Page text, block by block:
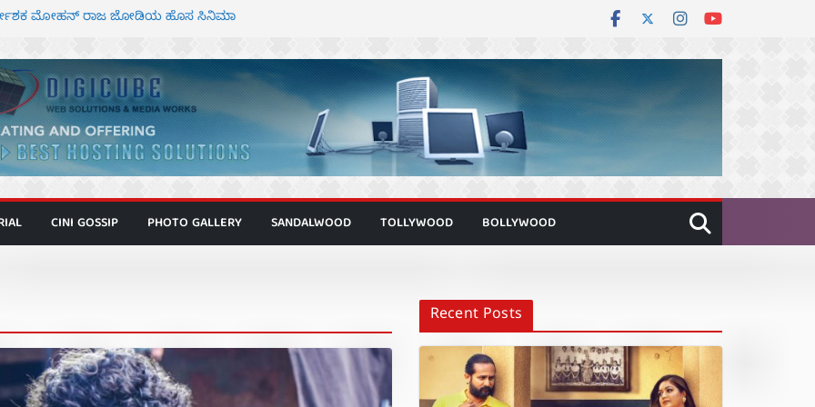
ಮೋಹನ್ ರಾಜ ಜೋಡಿಯ ಹೊಸ ಸಿನಿಮಾ
ಅಜೇಯಂ” ಹಾಡಿದ ದೃಶ್ಯ ವೈಭವ
ಶಿವಣ್ಣ ಅಭಿನಯದ ‘ಬಾಸ್’ ಚಿತ್ರ ತೆರೆಗೆ
ಮಿತ್ರ ಅಭಿನಯದ “ಮಹಾನ್” ಫಸ್ಟ್ ಲುಕ್
CINI GOSSIP PHOTO GALLERY SANDALWOOD TOLLYWOOD BOLLYWOOD
Recent Posts